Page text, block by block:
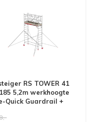
RS TOWER 41
5,2m werkhoogte
Quick Guardrail +